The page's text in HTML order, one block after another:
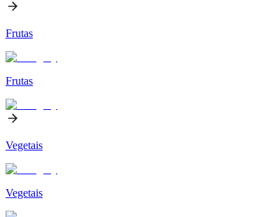
Frutas
Frutas
Vegetais
Vegetais